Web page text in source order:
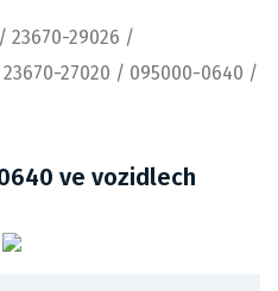
23670-29026 /
27020 / 095000-0640 /
ve vozidlech